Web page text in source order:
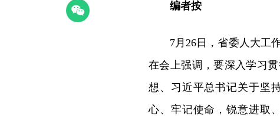
编者按
7月26日，省委人大工
在会上强调，要深入学习
想、习近平总书记关于坚
心、牢记使命，锐意进取